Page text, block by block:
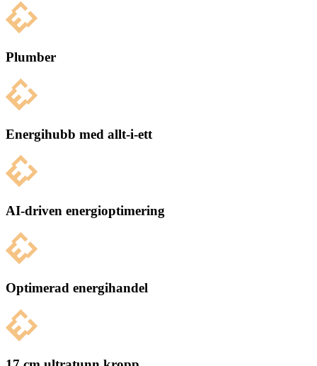
Plumber
Energihubb med allt-i-ett
AI-driven energioptimering
Optimerad energihandel